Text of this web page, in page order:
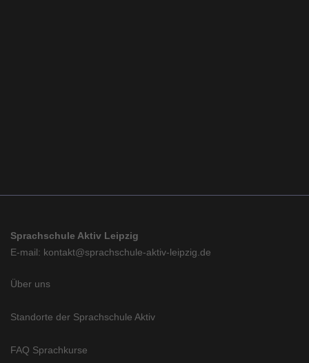
Sprachschule Aktiv Leipzig
E-mail: kontakt@sprachschule-aktiv-leipzig.de
Über uns
Standorte der Sprachschule Aktiv
FAQ Sprachkurse